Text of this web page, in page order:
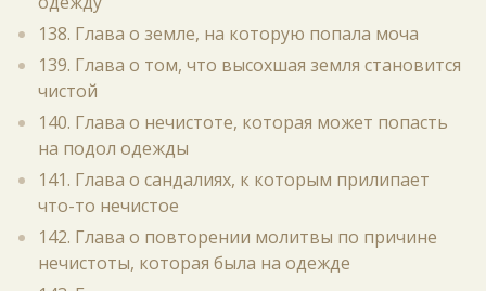
138. Глава о земле, на которую попала моча
139. Глава о том, что высохшая земля становится
чистой
140. Глава о нечистоте, которая может попасть
на подол одежды
141. Глава о сандалиях, к которым прилипает
что-то нечистое
142. Глава о повторении молитвы по причине
нечистоты, которая была на одежде